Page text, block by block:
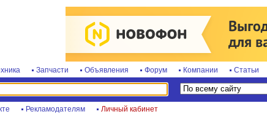
Запчасти Объявления Форум Компании Статьи
Рекламодателям Личный кабинет